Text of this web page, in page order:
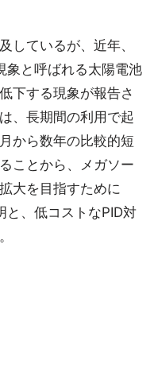
しているが、近年、
象と呼ばれる太陽電池
下する現象が報告さ
、長期間の利用で起
から数年の比較的短
ことから、メガソー
大を目指すために
と、低コストなPID対